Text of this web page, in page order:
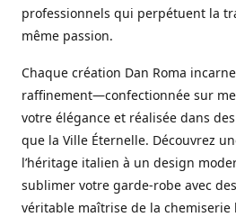
professionnels qui perpétuent la
même passion.
Chaque création Dan Roma
raffinement—confectionnée sur
votre élégance et réalisée dans
que la Ville Éternelle. Découvrez
l’héritage italien à un design
sublimer votre garde-robe avec
véritable maîtrise de la chemiserie